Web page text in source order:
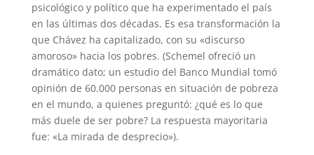
psicológico y político que ha experimentado el país
en las últimas dos décadas. Es esa transformación la
que Chávez ha capitalizado, con su «discurso
amoroso» hacia los pobres. (Schemel ofreció un
dramático dato; un estudio del Banco Mundial tomó
opinión de 60.000 personas en situación de pobreza
en el mundo, a quienes preguntó: ¿qué es lo que
más duele de ser pobre? La respuesta mayoritaria
fue: «La mirada de desprecio»).